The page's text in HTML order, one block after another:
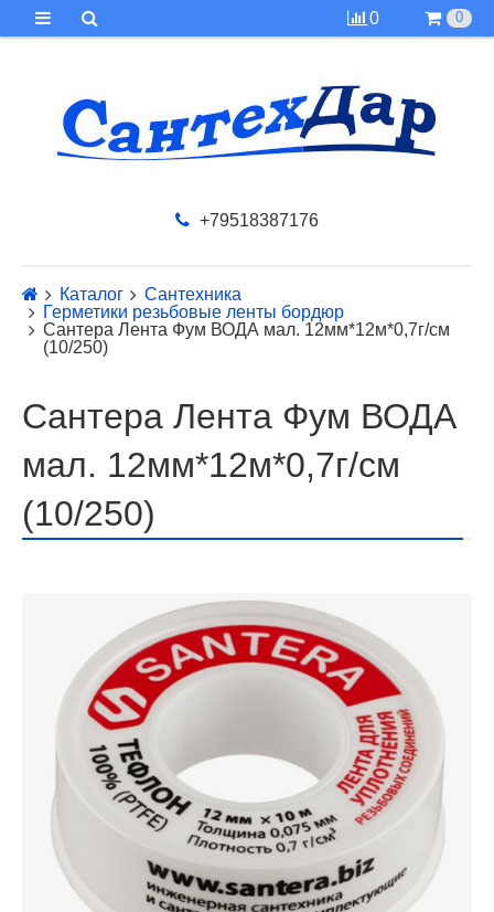
0 0
+79518387176
Каталог
Сантехника
Герметики резьбовые ленты бордюр
Сантера Лента Фум ВОДА мал. 12мм*12м*0,7г/см
(10/250)
Сантера Лента Фум ВОДА
мал. 12мм*12м*0,7г/см
(10/250)